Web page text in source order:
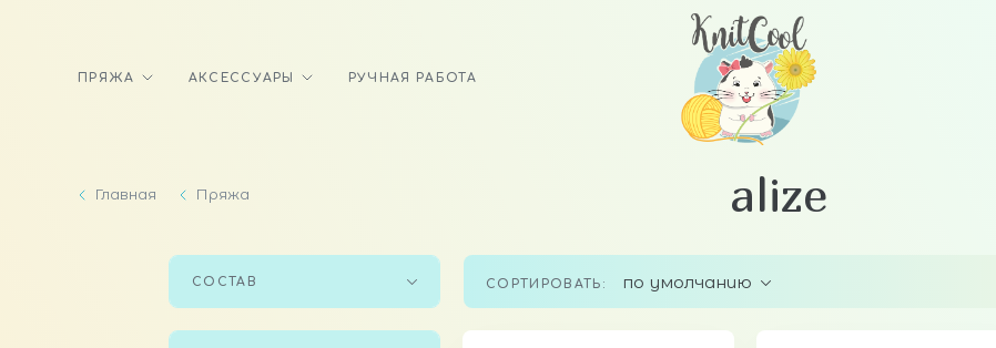
ПРЯЖА АКСЕССУАРЫ РУЧНАЯ РАБОТА
Главная Пряжа alize
СОРТИРОВАТЬ: по умолчанию
СОСТАВ